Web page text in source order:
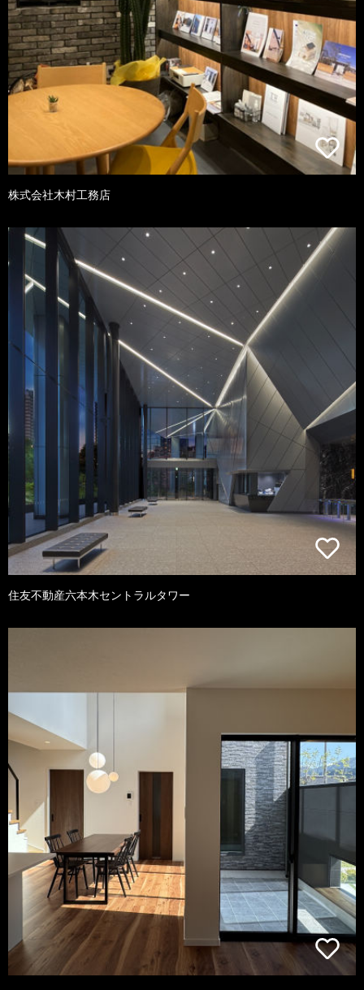
株式会社木村工務店
住友不動産六本木セントラルタワー